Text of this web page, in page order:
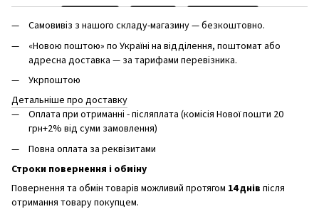
Самовивіз з нашого складу-магазину — безкоштовно.
«Новою поштою» по Україні на відділення, поштомат або
адресна доставка — за тарифами перевізника.
Укрпоштою
Детальніше про доставку
Оплата при отриманні - післяплата (комісія Нової пошти 20
грн+2% від суми замовлення)
Повна оплата за реквізитами
Строки повернення і обміну
Повернення та обмін товарів можливий протягом 14 днів після
отримання товару покупцем.